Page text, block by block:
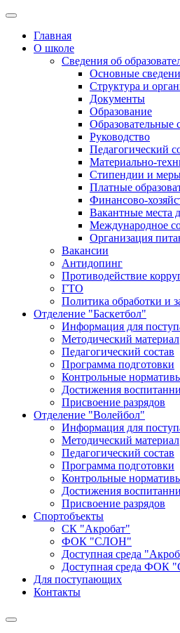
Главная
О школе
Сведения об
Основные
Структура и
Документы
Образование
Образовательные
Руководство
Педагогический
Материально-
Стипендии и
Платные
Финансово-
Вакантные места
Международное
Организация
Вакансии
Антидопинг
Противодействие
ГТО
Политика обработки и
Отделение "Баскетбол"
Информация для
Методический материал
Педагогический состав
Программа подготовки
Контрольные
Достижения
Присвоение разрядов
Отделение "Волейбол"
Информация для
Методический материал
Педагогический состав
Программа подготовки
Контрольные
Достижения
Присвоение разрядов
Спортобъекты
СК "Акробат"
ФОК "СЛОН"
Доступная среда
Доступная среда ФОК
Для поступающих
Контакты